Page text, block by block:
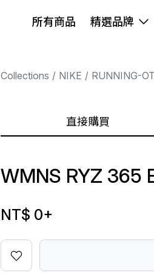
所有商品 精選品牌
Collections NIKE RUNNING-
直接購買
WMNS RYZ 365
NT$ 0+